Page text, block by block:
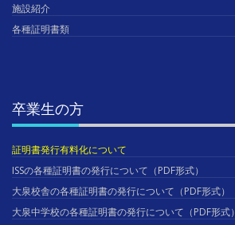
施設紹介
各種証明書類
卒業生の方
証明書発行有料化について
ISSの各種証明書の発行について（PDF形式）
大泉校舎の各種証明書の発行について（PDF形式）
大泉中学校の各種証明書の発行について（PDF形式）